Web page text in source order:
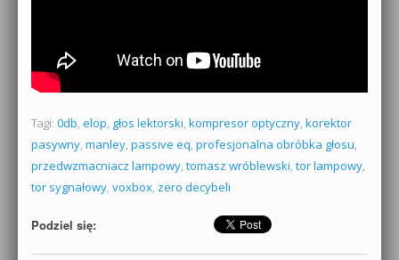
Tagi: 0db, elop, głos lektorski, kompresor optyczny, korektor
pasywny, manley, passive eq, profesjonalna obróbka głosu,
przedwzmacniacz lampowy, tomasz wróblewski, tor lampowy,
tor sygnałowy, voxbox, zero decybeli
Podziel się: